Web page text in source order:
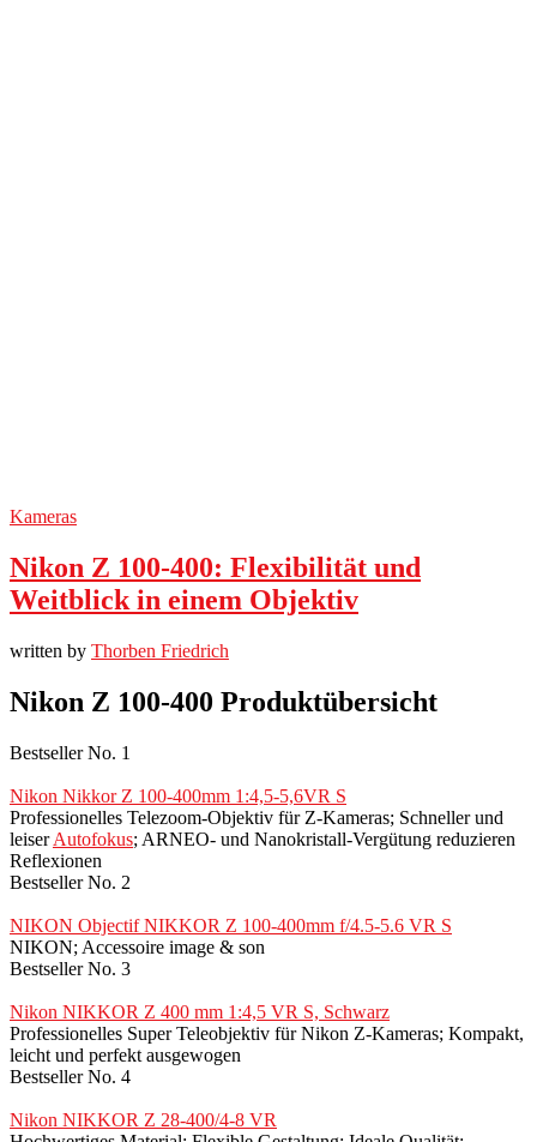
Kameras
Nikon Z 100-400: Flexibilität und
Weitblick in einem Objektiv
written by Thorben Friedrich
Nikon Z 100-400 Produktübersicht
Bestseller No. 1
Nikon Nikkor Z 100-400mm 1:4,5-5,6VR S
Professionelles Telezoom-Objektiv für Z-Kameras; Schneller und
leiserAutofokus; ARNEO- und Nanokristall-Vergütung reduzieren
Reflexionen
Bestseller No. 2
NIKON Objectif NIKKOR Z 100-400mm f/4.5-5.6 VR S
NIKON; Accessoire image & son
Bestseller No. 3
Nikon NIKKOR Z 400 mm 1:4,5 VR S, Schwarz
Professionelles Super Teleobjektiv für Nikon Z-Kameras; Kompakt,
leicht und perfekt ausgewogen
Bestseller No. 4
Nikon NIKKOR Z 28-400/4-8 VR